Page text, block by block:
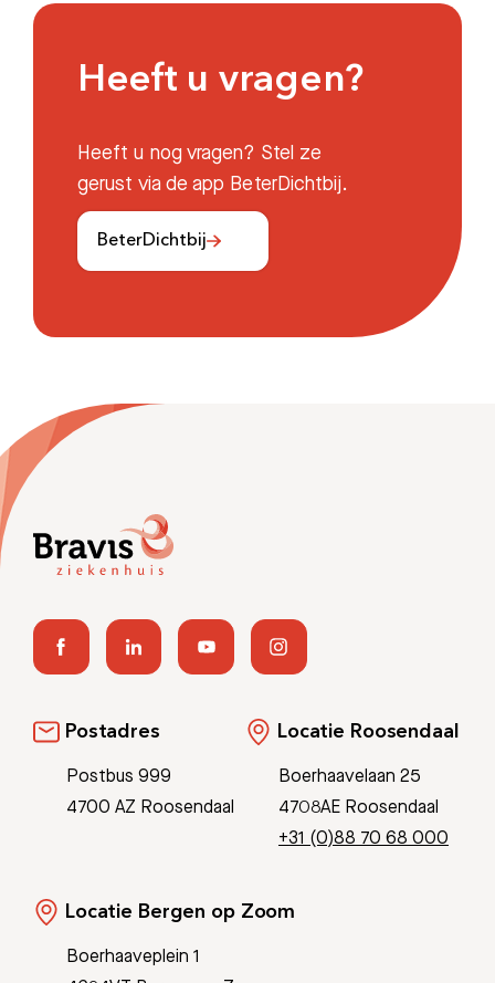
Heeft u vragen?
Heeft u nog vragen? Stel ze
gerust via de app BeterDichtbij.
BeterDichtbij
Postadres
Postbus 999
4700 AZ Roosendaal
Locatie Roosendaal
Boerhaavelaan 25
4708AE Roosendaal
+31 (0)88 70 68 000
Locatie Bergen op Zoom
Boerhaaveplein 1